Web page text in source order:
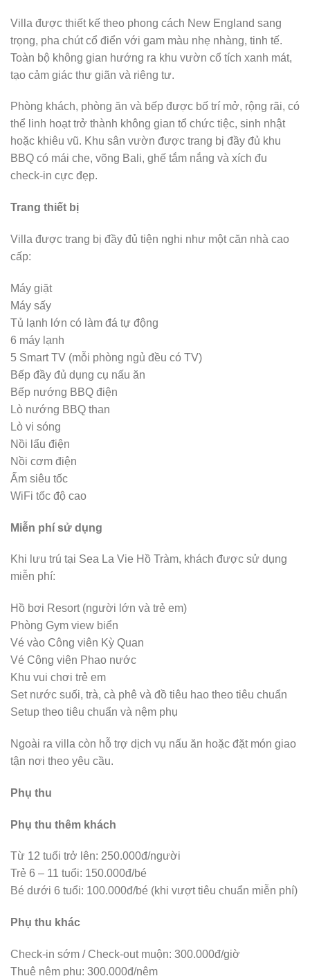
Villa được thiết kế theo phong cách New England sang
trọng, pha chút cổ điển với gam màu nhẹ nhàng, tinh tế.
Toàn bộ không gian hướng ra khu vườn cổ tích xanh mát,
tạo cảm giác thư giãn và riêng tư.
Phòng khách, phòng ăn và bếp được bố trí mở, rộng rãi, có
thể linh hoạt trở thành không gian tổ chức tiệc, sinh nhật
hoặc khiêu vũ. Khu sân vườn được trang bị đầy đủ khu
BBQ có mái che, võng Bali, ghế tắm nắng và xích đu
check-in cực đẹp.
Trang thiết bị
Villa được trang bị đầy đủ tiện nghi như một căn nhà cao
cấp:
Máy giặt
Máy sấy
Tủ lạnh lớn có làm đá tự động
6 máy lạnh
5 Smart TV (mỗi phòng ngủ đều có TV)
Bếp đầy đủ dụng cụ nấu ăn
Bếp nướng BBQ điện
Lò nướng BBQ than
Lò vi sóng
Nồi lẩu điện
Nồi cơm điện
Ấm siêu tốc
WiFi tốc độ cao
Miễn phí sử dụng
Khi lưu trú tại Sea La Vie Hồ Tràm, khách được sử dụng
miễn phí:
Hồ bơi Resort (người lớn và trẻ em)
Phòng Gym view biển
Vé vào Công viên Kỳ Quan
Vé Công viên Phao nước
Khu vui chơi trẻ em
Set nước suối, trà, cà phê và đồ tiêu hao theo tiêu chuẩn
Setup theo tiêu chuẩn và nệm phụ
Ngoài ra villa còn hỗ trợ dịch vụ nấu ăn hoặc đặt món giao
tận nơi theo yêu cầu.
Phụ thu
Phụ thu thêm khách
Từ 12 tuổi trở lên: 250.000đ/người
Trẻ 6 – 11 tuổi: 150.000đ/bé
Bé dưới 6 tuổi: 100.000đ/bé (khi vượt tiêu chuẩn miễn phí)
Phụ thu khác
Check-in sớm / Check-out muộn: 300.000đ/giờ
Thuê nệm phụ: 300.000đ/nệm